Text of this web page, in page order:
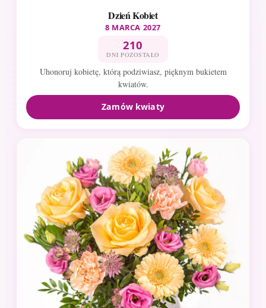
Dzień Kobiet
8 MARCA 2027
210
DNI POZOSTAŁO
Uhonoruj kobietę, którą podziwiasz, pięknym bukietem
kwiatów.
Zamów kwiaty